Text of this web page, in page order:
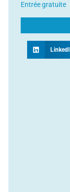
Entrée gratuite